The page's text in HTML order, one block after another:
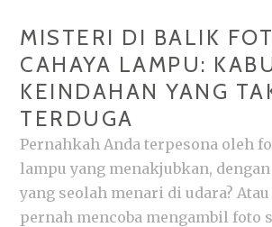
MISTERI DI BALIK
CAHAYA LAMPU:
KEINDAHAN YANG
TERDUGA
Pernahkah Anda terpesona oleh
lampu yang menakjubkan,
yang seolah menari di udara?
pernah mencoba mengambil foto